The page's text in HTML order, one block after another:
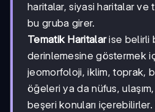
haritalar, siyasi haritalar ve
bu gruba girer.
Tematik Haritalarise belirli
derinlemesine göstermek
jeomorfoloji, iklim, toprak,
öğeleri ya da nüfus,
beşeri konuları